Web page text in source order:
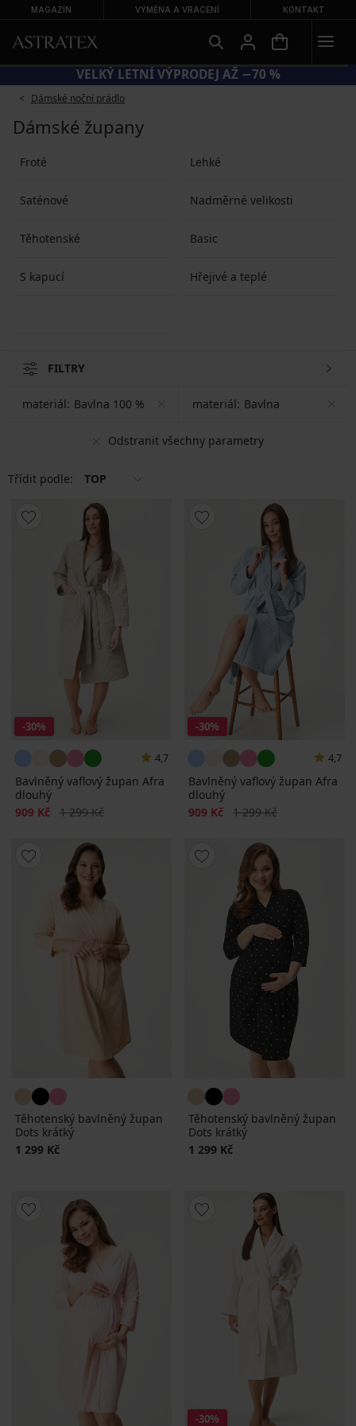
MAGAZÍN VÝMĚNA A VRÁCENÍ KONTAKT
KÓD SUN20 = EXTRA −20 % NA ZLEVNĚNÉ PLAVKY
Dámské noční prádlo
Dámské župany
Froté Lehké
Saténové Nadměrné velikosti
Těhotenské Basic
S kapucí Hřejivé a teplé
FILTRY
Odstranit všechny parametry
materiál: Bavlna 100 % materiál: Bavlna
Třídit podle: TOP
-30%
4,7
Bavlněný vaflový župan Afra
dlouhý
Sleva
909 Kč Původní cena
1 299 Kč
-30%
4,7
Bavlněný vaflový župan Afra
dlouhý
Sleva
909 Kč Původní cena
1 299 Kč
Těhotenský bavlněný župan
Dots krátký
1 299 Kč
Těhotenský bavlněný župan
Dots krátký
1 299 Kč
-30%